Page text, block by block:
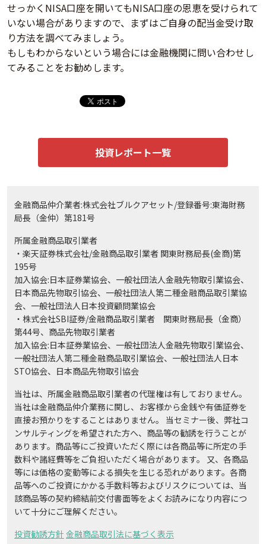
せっかくNISA口座を開いてもNISA口座の恩恵を受けられて
いない場合がありますので、まずはご自身の配当金受け取
り方法を調べてみましょう。
もしもわからないという場合には金融機関に問い合わせし
てみることをお勧めします。
投資レポート一覧
金融商品仲介業者:株式会社ブルクアセット/登録番号:東海財務
局長（金仲）第181号
所属金融商品取引業者
・楽天証券株式会社/金融商品取引業者 関東財務局長(金商)第
195号
加入協会:日本証券業協会、一般社団法人金融先物取引業協会、
日本商品先物取引協会、一般社団法人第二種金融商品取引業協
会、一般社団法人日本投資顧問業協会
・株式会社SBI証券/金融商品取引業者 関東財務局長（金商）
第44号、商品先物取引業者
加入協会:日本証券業協会、一般社団法人金融先物取引業協会、
一般社団法人第二種金融商品取引業協会、一般社団法人日本
STO協会、日本商品先物取引協会
当社は、所属金融商品取引業者の代理権は有しておりません。
当社は金融商品仲介業務に関し、お客様から金銭や有価証券を
直接お預かりをすることはありません。 当セミナー後、弊社コ
ンサルティングを希望された方へ、商品等の勧誘を行うことが
あります。商品等にご投資いただく際には各商品等に所定の手
数料や諸経費等をご負担いただく場合があります。 又、各商品
等には価格の変動等による損失を生じる恐れがあります。各商
品等へのご投資にかかる手数料等およびリスクについては、当
該商品等の契約締結前交付書面等をよくお読みになり内容につ
いて十分にご理解ください。
投資勧誘方針 金融商品取引法に基づく表示